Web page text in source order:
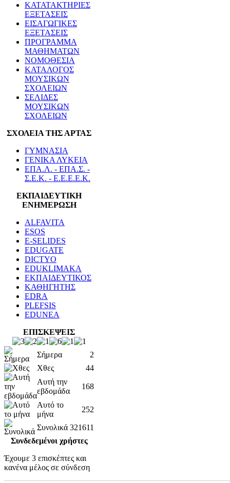
ΚΑΤΑΤΑΚΤΗΡΙΕΣ
ΕΞΕΤΑΣΕΙΣ
ΕΙΣΑΓΩΓΙΚΕΣ
ΕΞΕΤΑΣΕΙΣ
ΠΡΟΓΡΑΜΜΑ
ΜΑΘΗΜΑΤΩΝ
ΝΟΜΟΘΕΣΙΑ
ΚΑΤΑΛΟΓΟΣ
ΜΟΥΣΙΚΩΝ
ΣΧΟΛΕΙΩΝ
ΣΕΛΙΔΕΣ
ΜΟΥΣΙΚΩΝ
ΣΧΟΛΕΙΩΝ
ΣΧΟΛΕΙΑ ΤΗΣ ΑΡΤΑΣ
ΓΥΜΝΑΣΙΑ
ΓΕΝΙΚΑ ΛΥΚΕΙΑ
ΕΠΑ.Λ. - ΕΠΑ.Σ. -
Σ.Ε.Κ. - Ε.Ε.Ε.Ε.Κ.
ΕΚΠΑΙΔΕΥΤΙΚΗ
ΕΝΗΜΕΡΩΣΗ
ALFAVITA
ESOS
E-SELIDES
EDUGATE
DICTYO
EDUKLIMAKA
ΕΚΠΑΙΔΕΥΤΙΚΟΣ
ΚΑΘΗΓΗΤΗΣ
EDRA
PLEFSIS
EDUNEA
ΕΠΙΣΚΕΨΕΙΣ
Σήμερα
2
Χθες
44
Αυτή την
εβδομάδα
168
Αυτό το
μήνα
252
Συνολικά 321611
Συνδεδεμένοι χρήστες
Έχουμε 3 επισκέπτες και
κανένα μέλος σε σύνδεση